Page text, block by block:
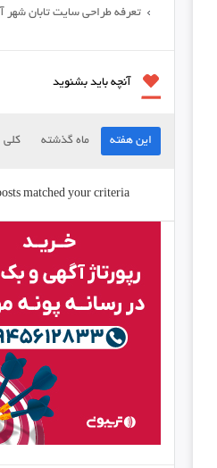
تعرفه طراحی سایت تابان
آنچه باید بشنوید
این هفته ماه گذشته کلی
matched your criteria.